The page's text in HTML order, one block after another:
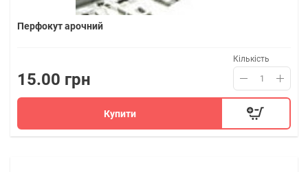
Перфокут арочний
15.00 грн
Кількість
Купити